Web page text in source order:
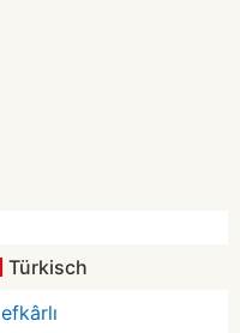
Türkisch
efkârlı